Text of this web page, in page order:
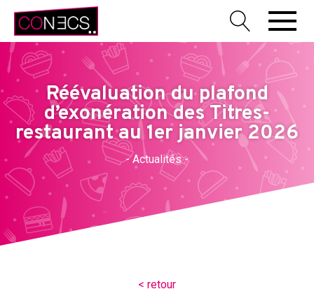
Réévaluation du plafond
d’exonération des Titres-
restaurant au 1er janvier 2026
- Actualités -
< retour